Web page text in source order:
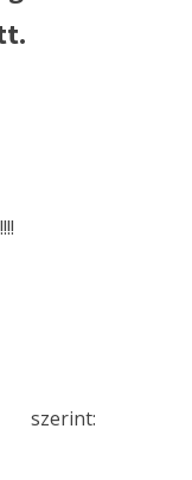
szerint: